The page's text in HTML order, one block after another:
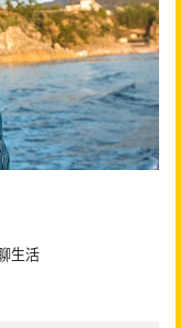
生活